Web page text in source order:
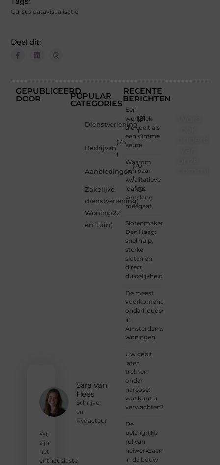
Cursus datavisualisatie
Deel dit:
GEPUBLICEERD
DOOR
Sara van
Hees
Schrijver
en
Redacteur
Wij
zijn
het
enthousiaste
POPULAR
CATEGORIES
Dienstverlening
(81
)
Bedrijven
(75
)
Aanbiedingen
(70
)
Zakelijke
dienstverlening
(34
)
Woning
en Tuin
(22
)
RECENTE
BERICHTEN
Een
werkplek
die voelt als
een slimme
keuze
Waarom
een paar
kwalitatieve
loafers
jarenlang
meegaat
Slotenmaker
Den Haag:
snel hulp,
sterke
sloten en
direct
duidelijkheid
De meest
voorkomende
onderhoudswerkzaamheden
in
Amsterdamse
woningen
Uw gebit
laten
trekken
onder
narcose:
wat kunt u
verwachten?
De
belangrijke
rol van
heiwerkzaamheden
in de bouw